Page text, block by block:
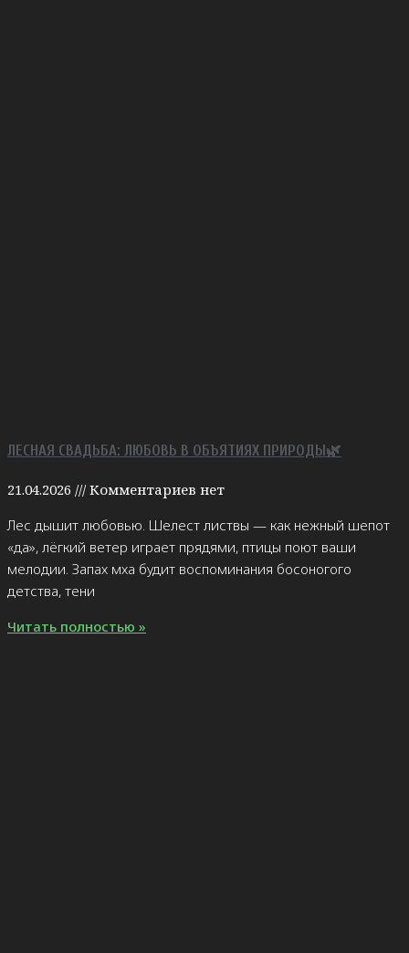
ЛЕСНАЯ СВАДЬБА: ЛЮБОВЬ В ОБЪЯТИЯХ ПРИРОДЫ🌿
21.04.2026
Комментариев нет
Лес дышит любовью. Шелест листвы — как нежный шепот
«да», лёгкий ветер играет прядями, птицы поют ваши
мелодии. Запах мха будит воспоминания босоногого
детства, тени
Читать полностью »